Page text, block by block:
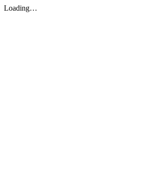
Loading…